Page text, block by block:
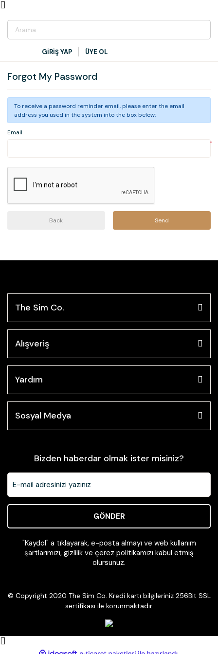
GİRİŞ YAP ÜYE OL
Forgot My Password
To receive a password reminder email, please enter the email
address you used in the system into the box below:
Email
*
Back Send
The Sim Co.
Alışveriş
Yardım
Sosyal Medya
Bizden haberdar olmak ister misiniz?
GÖNDER
"Kaydol" a tıklayarak, e-posta almayı ve web kullanım
şartlarımızı, gizlilik ve çerez politikamızı kabul etmiş
olursunuz.
© Copyright 2020 The Sim Co. Kredi kartı bilgileriniz 256Bit SSL
sertifikası ile korunmaktadır.